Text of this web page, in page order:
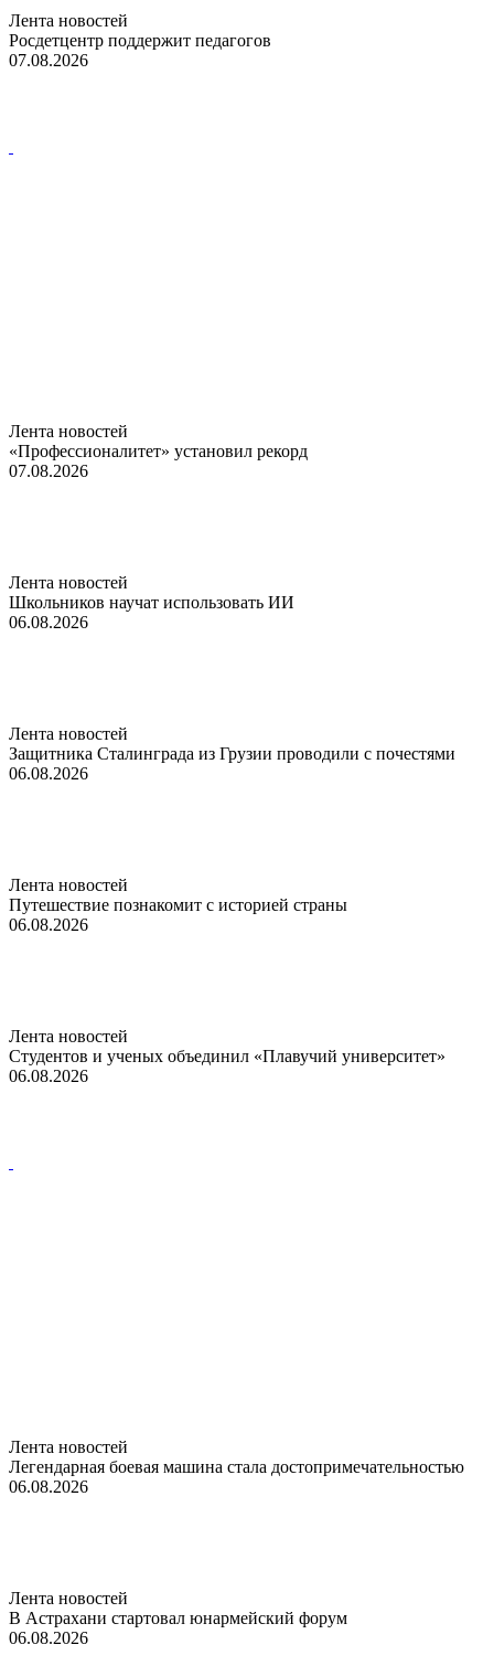
Лента новостей
Росдетцентр поддержит педагогов
07.08.2026
Лента новостей
«Профессионалитет» установил рекорд
07.08.2026
Лента новостей
Школьников научат использовать ИИ
06.08.2026
Лента новостей
Защитника Сталинграда из Грузии проводили с почестями
06.08.2026
Лента новостей
Путешествие познакомит с историей страны
06.08.2026
Лента новостей
Студентов и ученых объединил «Плавучий университет»
06.08.2026
Лента новостей
Легендарная боевая машина стала достопримечательностью
06.08.2026
Лента новостей
В Астрахани стартовал юнармейский форум
06.08.2026